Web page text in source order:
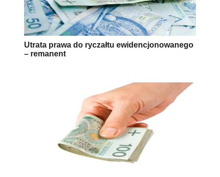
Utrata prawa do ryczałtu ewidencjonowanego
– remanent